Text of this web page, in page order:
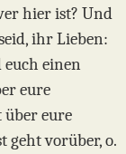
hier ist? Und
ihr Lieben:
einen
eure
über eure
geht vorüber, o.